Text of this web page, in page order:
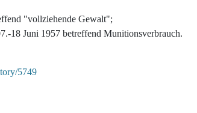
"vollziehende Gewalt";
18 Juni 1957 betreffend Munitionsverbrauch.
5749